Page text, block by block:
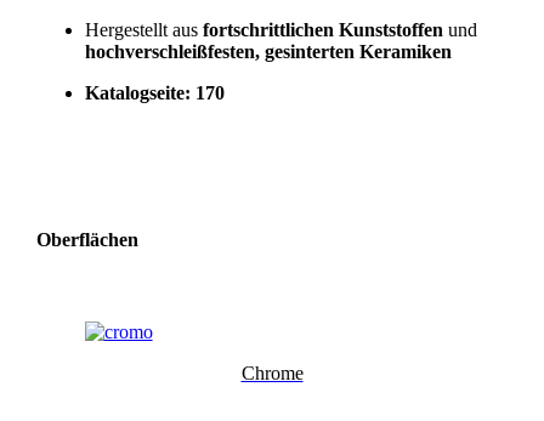
Hergestellt aus fortschrittlichen Kunststoffen und
hochverschleißfesten, gesinterten Keramiken
Katalogseite: 170
Oberflächen
Chrome